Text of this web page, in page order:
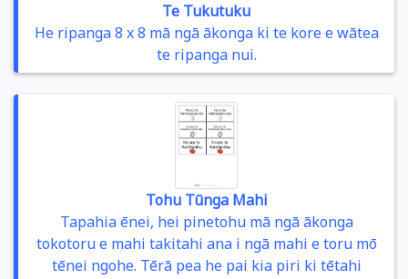
Te Tukutuku
He ripanga 8 x 8 mā ngā ākonga ki te kore e wātea
te ripanga nui.
Tohu Tūnga Mahi
Tapahia ēnei, hei pinetohu mā ngā ākonga
tokotoru e mahi takitahi ana i ngā mahi e toru mō
tēnei ngohe. Tērā pea he pai kia piri ki tētahi